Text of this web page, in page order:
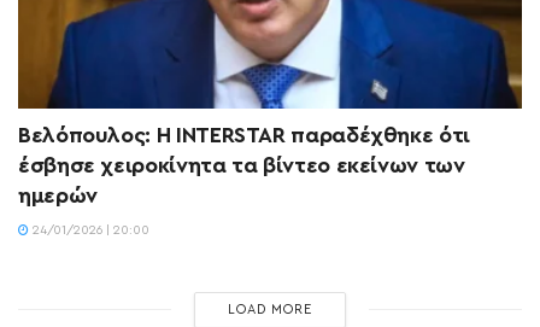
Βελόπουλος: Η INTERSTAR παραδέχθηκε ότι
έσβησε χειροκίνητα τα βίντεο εκείνων των
ημερών
24/01/2026 | 20:00
LOAD MORE